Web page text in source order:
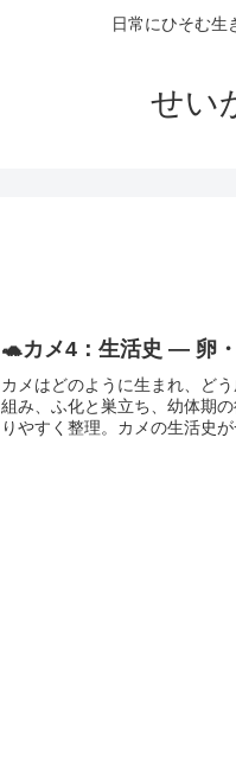
日常にひそむ生
せい
🐢カメ4：生活史 ― 卵
カメはどのように生まれ、ど
組み、ふ化と巣立ち、幼体期
りやすく整理。カメの生活史